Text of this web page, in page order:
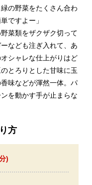
の野菜をたくさん合わ
ですよー」
菜類をザクザク切って
なども注ぎ入れて、あ
シャレな仕上がりはど
とろりとした甘味に玉
味などが渾然一体。パ
を動かす手が止まらな
方
)